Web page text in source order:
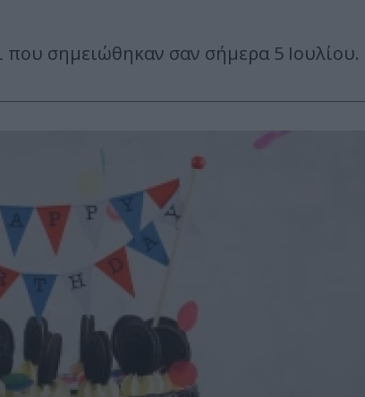
που σημειώθηκαν σαν σήμερα 5 Ιουλίου.